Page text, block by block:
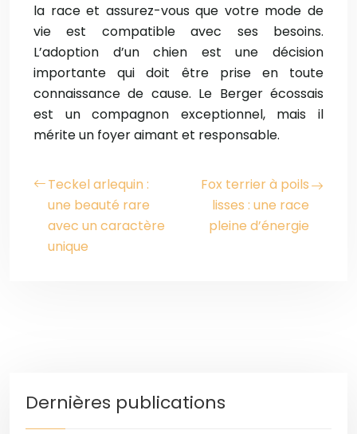
la race et assurez-vous que votre mode de
vie est compatible avec ses besoins.
L’adoption d’un chien est une décision
importante qui doit être prise en toute
connaissance de cause. Le Berger écossais
est un compagnon exceptionnel, mais il
mérite un foyer aimant et responsable.
Teckel arlequin :
une beauté rare
avec un caractère
unique
Fox terrier à poils
lisses : une race
pleine d’énergie
Dernières publications